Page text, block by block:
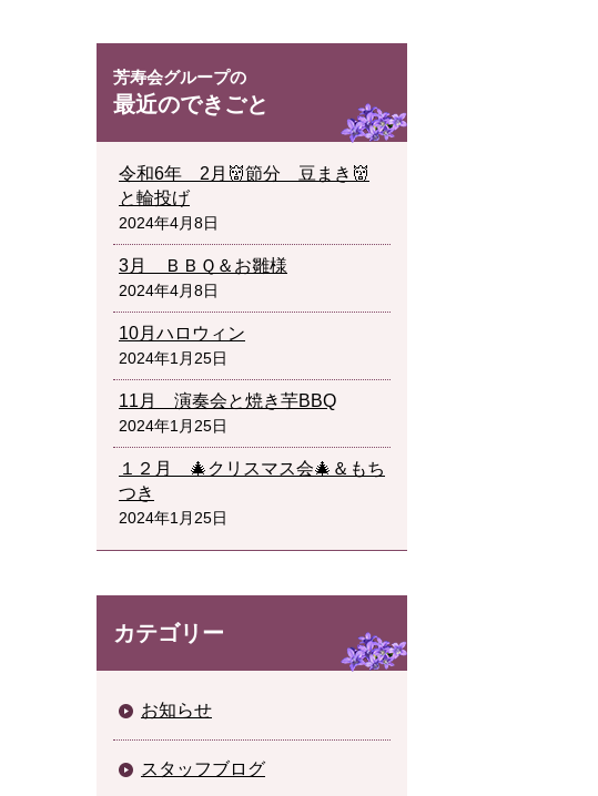
最近のできごと
令和6年 2月👹節分 豆まき👹
と輪投げ
2024年4月8日
3月 ＢＢＱ＆お雛様
2024年4月8日
10月ハロウィン
2024年1月25日
11月 演奏会と焼き芋BBQ
2024年1月25日
１２月 🎄クリスマス会🎄＆もち
つき
2024年1月25日
カテゴリー
お知らせ
スタッフブログ